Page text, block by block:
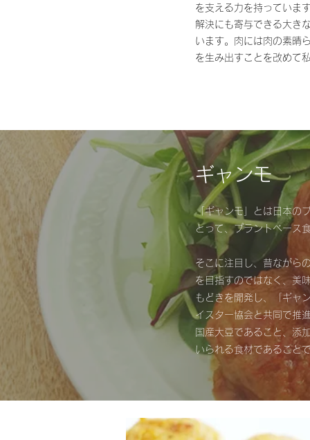
を支える力を持っていま
解決にも寄与できる大き
います。肉には肉の素晴
を生み出すことを改めて
ギャンモ
「ギャンモ」とは日本の
とって、プラントベース
そこに注目し、昔ながら
を目指すのではなく、美
もどきを開発し、「ギャ
イスター協会と共同で推
国産大豆であること、添
いられる食材であること